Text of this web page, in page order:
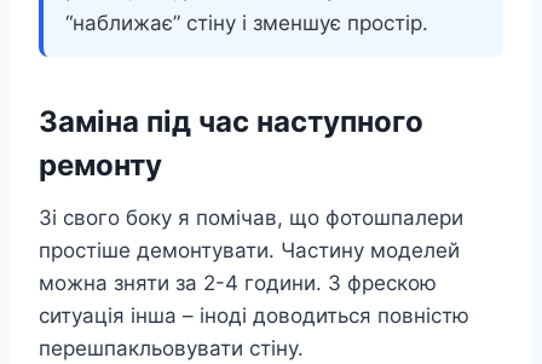
“наближає” стіну і зменшує простір.
Заміна під час наступного
ремонту
Зі свого боку я помічав, що фотошпалери
простіше демонтувати. Частину моделей
можна зняти за 2-4 години. З фрескою
ситуація інша – іноді доводиться повністю
перешпакльовувати стіну.